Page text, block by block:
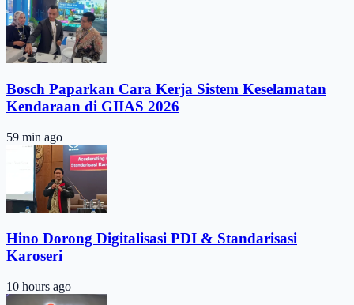
Bosch Paparkan Cara Kerja Sistem Keselamatan
Kendaraan di GIIAS 2026
59 min ago
Hino Dorong Digitalisasi PDI & Standarisasi
Karoseri
10 hours ago